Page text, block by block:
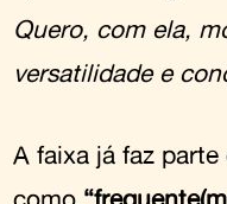
Quero, com ela,
versatilidade e
A faixa já faz
como